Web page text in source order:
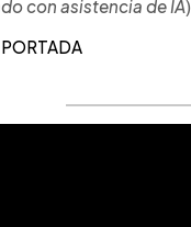
con asistencia de IA)